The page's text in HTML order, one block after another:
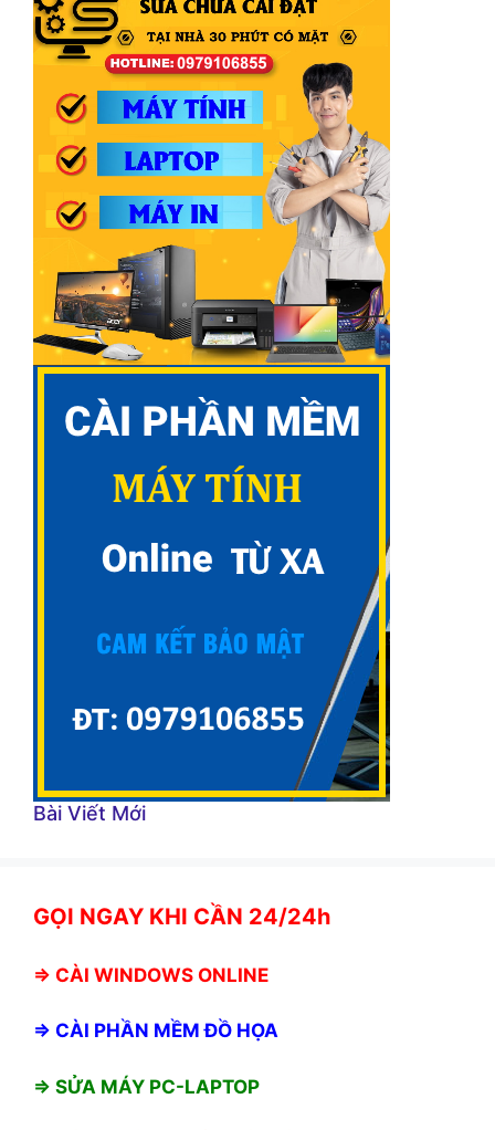
Bài Viết Mới
GỌI NGAY KHI CẦN 24/24h
⇒ CÀI WINDOWS ONLINE
⇒ CÀI PHẦN MỀM ĐỒ HỌA
⇒ SỬA MÁY PC-LAPTOP